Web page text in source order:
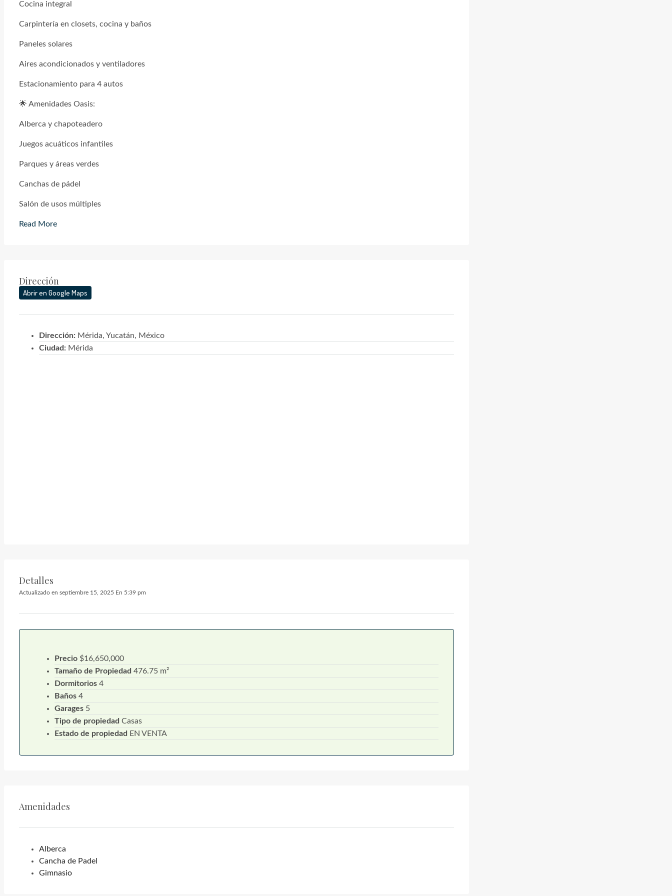
Cocina integral
Carpintería en closets, cocina y baños
Paneles solares
Aires acondicionados y ventiladores
Estacionamiento para 4 autos
🌟 Amenidades Oasis:
Alberca y chapoteadero
Juegos acuáticos infantiles
Parques y áreas verdes
Canchas de pádel
Salón de usos múltiples
Read More
Dirección
Abrir en Google Maps
Dirección: Mérida, Yucatán, México
Ciudad: Mérida
Detalles
Actualizado en septiembre 15, 2025 En 5:39 pm
Precio $16,650,000
Tamaño de Propiedad 476.75 m²
Dormitorios 4
Baños 4
Garages 5
Tipo de propiedad Casas
Estado de propiedad
EN VENTA
Amenidades
Alberca
Cancha de Padel
Gimnasio